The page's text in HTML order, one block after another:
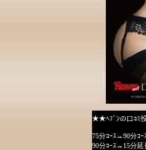
★★ﾍﾌﾞﾝの口ｺﾐ
75分ｺｰｽ→90分ｺｰ
90分ｺｰｽ→15分延